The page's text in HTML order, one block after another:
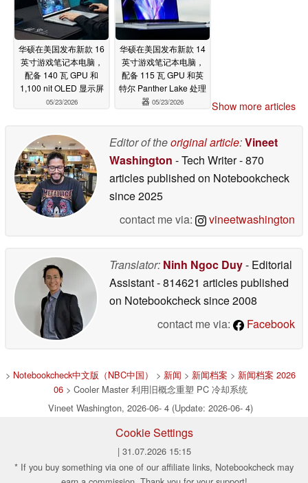
华硕在美国发布新款 16
英寸游戏笔记本电脑，
配备 140 瓦 GPU 和
1,100 nit OLED 显示屏
05/23/2026
华硕在美国发布新款 14
英寸游戏笔记本电脑，
配备 115 瓦 GPU 和英
特尔 Panther Lake 处理
器 05/23/2026 Show more articles
Editor of theoriginal article:Vineet
Washington - Tech Writer- 870
articles published on Notebookcheck
since 2025
contact me via:
vineetwashington
Translator: Ninh Ngoc Duy- Editorial
Assistant- 814621 articles published
on Notebookchecksince 2008
contact me via:
Facebook
> Notebookcheck中文版（NBC中国） > 新闻 > 新闻档案 > 新闻档案 2026
06 > Cooler Master 利用旧概念重塑 PC 冷却系统
Vineet Washington, 2026-06- 4 (Update: 2026-06- 4)
Cookie Settings
| 31.07.2026 15:15
* If you buy something via one of our affiliate links, Notebookcheck may